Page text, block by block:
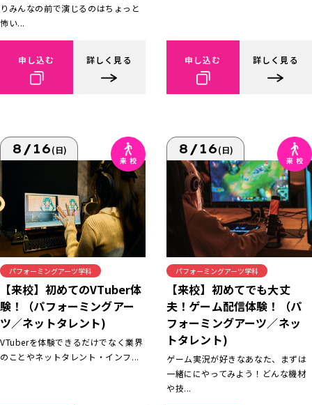
りみんなの前で演じるのはちょっと
怖い...
申し込む 詳しく見る 申し込む 詳しく見る
8/16(日)
パフォーミングアーツ学科
【来校】初めてのVTuber体
験！（パフォーミングアー
ツ／ネットタレント)
VTuberを体験できるだけでなく業界
のことやネットタレント・インフ...
8/16(日)
パフォーミングアーツ学科
【来校】初めてでも大丈
夫！ゲーム配信体験！（パ
フォーミングアーツ／ネッ
トタレント)
ゲーム実況が好きなあなた、まずは
一緒ににやってみよう！どんな機材
や技...